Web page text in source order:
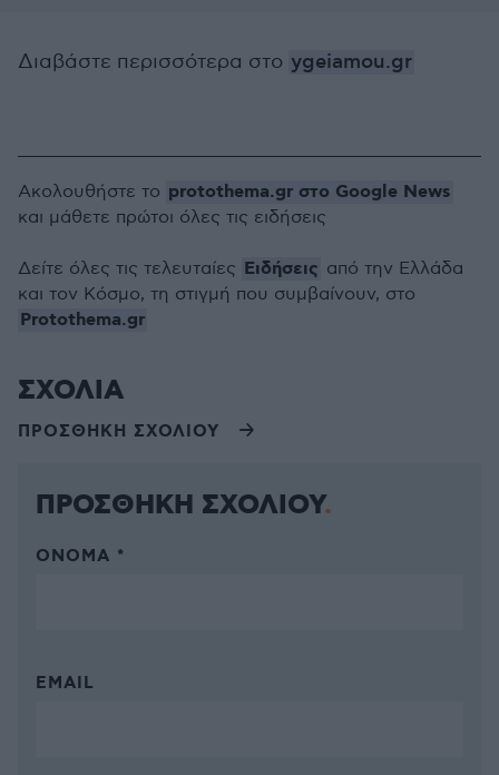
Διαβάστε περισσότερα στο ygeiamou.gr
Ακολουθήστε το protothema.gr στο Google News
και μάθετε πρώτοι όλες τις ειδήσεις
Δείτε όλες τις τελευταίες Ειδήσεις από την Ελλάδα
και τον Κόσμο, τη στιγμή που συμβαίνουν, στο
Protothema.gr
ΣΧΟΛΙΑ
ΠΡΟΣΘΗΚΗ ΣΧΟΛΙΟΥ
ΠΡΟΣΘΗΚΗ ΣΧΟΛΙΟΥ
ΌΝΟΜΑ *
EMAIL